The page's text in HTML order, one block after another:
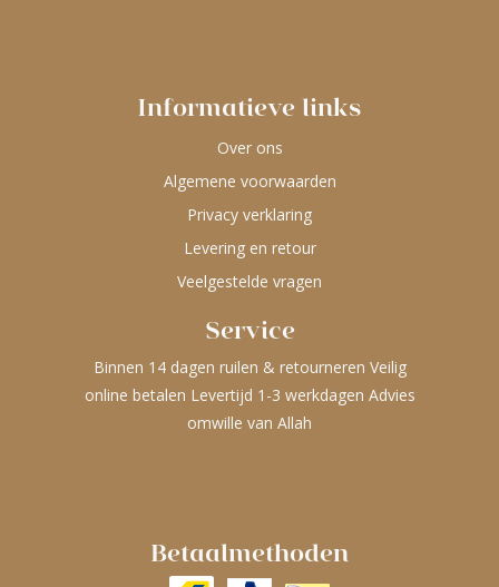
Informatieve links
Over ons
Algemene voorwaarden
Privacy verklaring
Levering en retour
Veelgestelde vragen
Service
Binnen 14 dagen ruilen & retourneren Veilig
online betalen Levertijd 1-3 werkdagen Advies
omwille van Allah
Betaalmethoden